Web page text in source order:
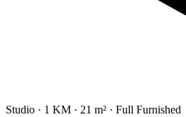
Studio · 1 KM · 21 m² · Full Furnished